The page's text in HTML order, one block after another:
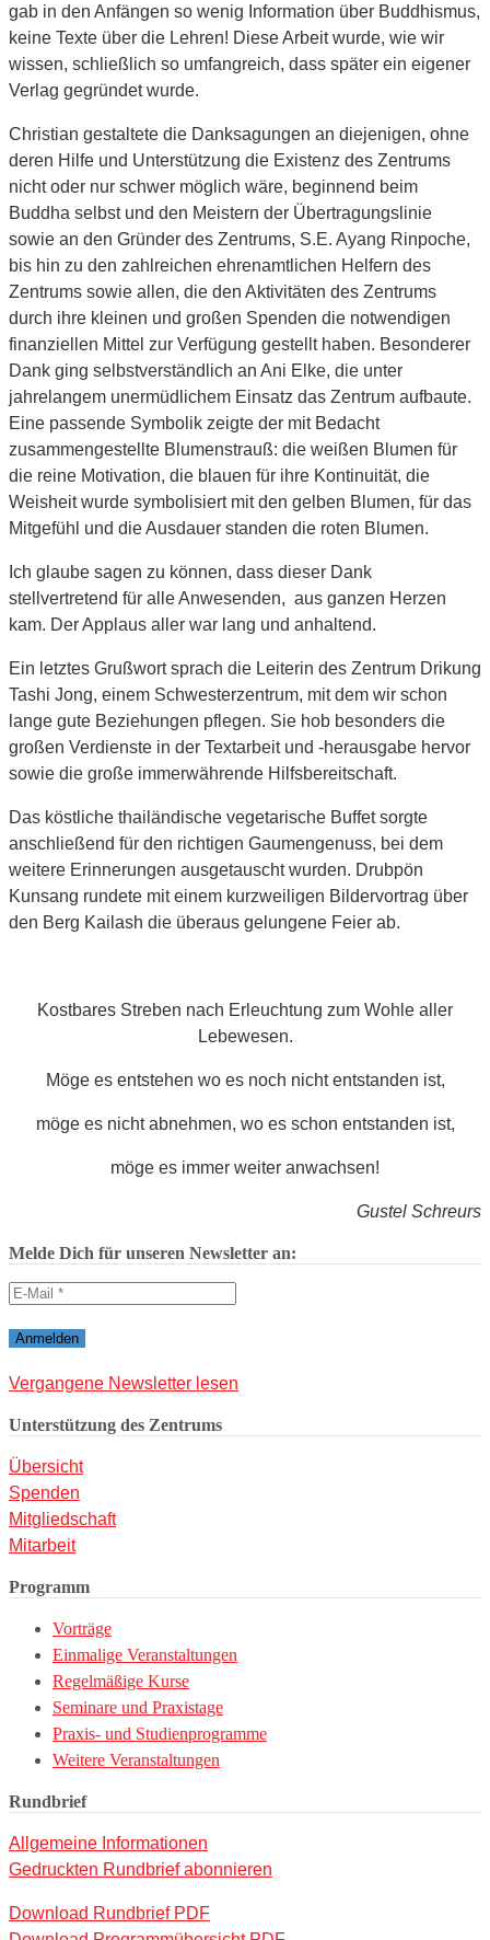
gab in den Anfängen so wenig Information über Buddhismus,
keine Texte über die Lehren! Diese Arbeit wurde, wie wir
wissen, schließlich so umfangreich, dass später ein eigener
Verlag gegründet wurde.
Christian gestaltete die Danksagungen an diejenigen, ohne
deren Hilfe und Unterstützung die Existenz des Zentrums
nicht oder nur schwer möglich wäre, beginnend beim
Buddha selbst und den Meistern der Übertragungslinie
sowie an den Gründer des Zentrums, S.E. Ayang Rinpoche,
bis hin zu den zahlreichen ehrenamtlichen Helfern des
Zentrums sowie allen, die den Aktivitäten des Zentrums
durch ihre kleinen und großen Spenden die notwendigen
finanziellen Mittel zur Verfügung gestellt haben. Besonderer
Dank ging selbstverständlich an Ani Elke, die unter
jahrelangem unermüdlichem Einsatz das Zentrum aufbaute.
Eine passende Symbolik zeigte der mit Bedacht
zusammengestellte Blumenstrauß: die weißen Blumen für
die reine Motivation, die blauen für ihre Kontinuität, die
Weisheit wurde symbolisiert mit den gelben Blumen, für das
Mitgefühl und die Ausdauer standen die roten Blumen.
Ich glaube sagen zu können, dass dieser Dank
stellvertretend für alle Anwesenden, aus ganzen Herzen
kam. Der Applaus aller war lang und anhaltend.
Ein letztes Grußwort sprach die Leiterin des Zentrum Drikung
Tashi Jong, einem Schwesterzentrum, mit dem wir schon
lange gute Beziehungen pflegen. Sie hob besonders die
großen Verdienste in der Textarbeit und -herausgabe hervor
sowie die große immerwährende Hilfsbereitschaft.
Das köstliche thailändische vegetarische Buffet sorgte
anschließend für den richtigen Gaumengenuss, bei dem
weitere Erinnerungen ausgetauscht wurden. Drubpön
Kunsang rundete mit einem kurzweiligen Bildervortrag über
den Berg Kailash die überaus gelungene Feier ab.
Kostbares Streben nach Erleuchtung zum Wohle aller
Lebewesen.
Möge es entstehen wo es noch nicht entstanden ist,
möge es nicht abnehmen, wo es schon entstanden ist,
möge es immer weiter anwachsen!
Gustel Schreurs
Melde Dich für unseren Newsletter an:
Vergangene Newsletter lesen
Unterstützung des Zentrums
Übersicht
Spenden
Mitgliedschaft
Mitarbeit
Programm
Vorträge
Einmalige Veranstaltungen
Regelmäßige Kurse
Seminare und Praxistage
Praxis- und Studienprogramme
Weitere Veranstaltungen
Rundbrief
Allgemeine Informationen
Gedruckten Rundbrief abonnieren
Download Rundbrief PDF